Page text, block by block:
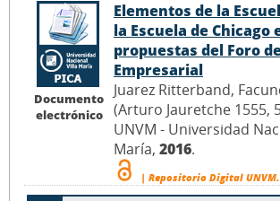
Documento
electrónico
Elementos de la
la Escuela de Chicago
propuestas del Foro
Empresarial
Juarez Ritterband,
(Arturo Jauretche 1555,
UNVM - Universidad
María, 2016.
| Repositorio Digital UNVM.